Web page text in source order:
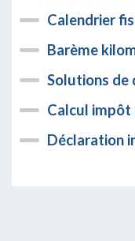
Calendrier
Barème
Solutions de
Calcul impôt
Déclaration